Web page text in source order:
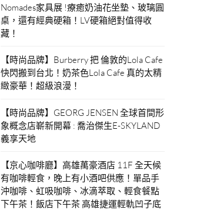
Nomades家具展 !療癒奶油花坐墊、玻璃圓
桌，還有經典硬箱！LV硬箱絕對值得收
藏！
【時尚品牌】Burberry 把 倫敦的Lola Cafe
快閃搬到台北！奶茶色Lola Cafe 真的太精
緻豪華！超級浪漫！
【時尚品牌】GEORG JENSEN 全球首間形
象概念店嶄新開幕 : 喬治傑生E-SKYLAND
義享天地
【京心咖啡廳】高雄萬豪酒店 11F 全天候
有咖啡輕食，晚上有小酒吧供應！單品手
沖咖啡、虹吸咖啡、冰滴萃取、輕食餐點
下午茶！飯店下午茶 高雄捷運輕軌凹子底